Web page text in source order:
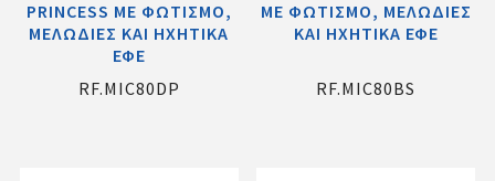
PRINCESS ME ΦΩΤΙΣΜΟ,
ΜΕΛΩΔΙΕΣ ΚΑΙ ΗΧΗΤΙΚΑ
ΕΦΕ
RF.MIC80DP
ME ΦΩΤΙΣΜΟ, ΜΕΛΩΔΙΕΣ
ΚΑΙ ΗΧΗΤΙΚΑ ΕΦΕ
RF.MIC80BS